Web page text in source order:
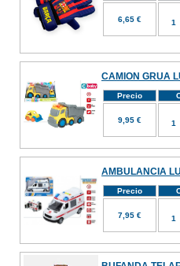
6,65 €
CAMION GRUA
Precio
9,95 €
AMBULANCIA
Precio
7,95 €